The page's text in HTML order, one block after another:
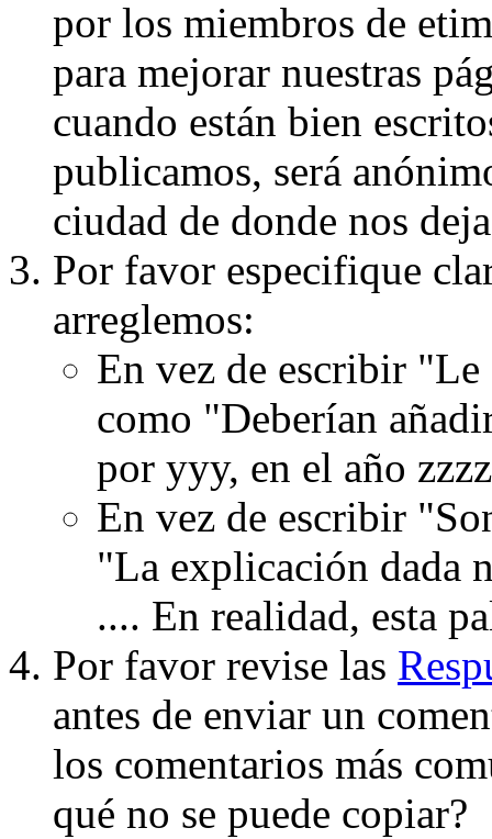
por los miembros de
para mejorar nuestras
cuando están bien
publicamos, será
ciudad de donde nos
Por favor especifique
arreglemos:
En vez de escribir
como "Deberían
por yyy, en el año
En vez de escribir
"La explicación dada
.... En realidad, esta
Por favor revise las
antes de enviar un
los comentarios más
qué no se puede copiar?